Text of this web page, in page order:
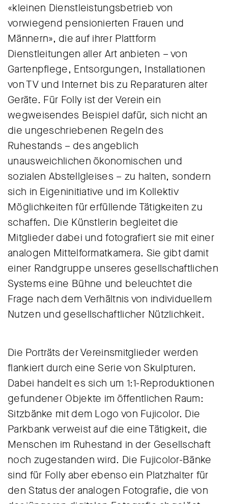
«kleinen Dienstleistungsbetrieb von
vorwiegend pensionierten Frauen und
Männern», die auf ihrer Plattform
Dienstleitungen aller Art anbieten – von
Gartenpflege, Entsorgungen, Installationen
von TV und Internet bis zu Reparaturen alter
Geräte. Für Folly ist der Verein ein
wegweisendes Beispiel dafür, sich nicht an
die ungeschriebenen Regeln des
Ruhestands – des angeblich
unausweichlichen ökonomischen und
sozialen Abstellgleises – zu halten, sondern
sich in Eigeninitiative und im Kollektiv
Möglichkeiten für erfüllende Tätigkeiten zu
schaffen. Die Künstlerin begleitet die
Mitglieder dabei und fotografiert sie mit einer
analogen Mittelformatkamera. Sie gibt damit
einer Randgruppe unseres gesellschaftlichen
Systems eine Bühne und beleuchtet die
Frage nach dem Verhältnis von individuellem
Nutzen und gesellschaftlicher Nützlichkeit.
Die Porträts der Vereinsmitglieder werden
flankiert durch eine Serie von Skulpturen.
Dabei handelt es sich um 1:1-Reproduktionen
gefundener Objekte im öffentlichen Raum:
Sitzbänke mit dem Logo von Fujicolor. Die
Parkbank verweist auf die eine Tätigkeit, die
Menschen im Ruhestand in der Gesellschaft
noch zugestanden wird. Die Fujicolor-Bänke
sind für Folly aber ebenso ein Platzhalter für
den Status der analogen Fotografie, die von